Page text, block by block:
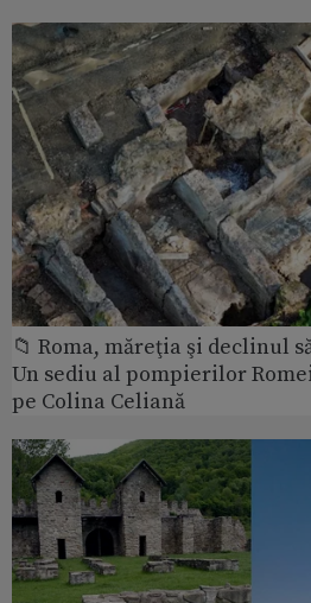
📁 Roma, măreţia şi declinul
Un sediu al pompierilor
pe Colina Celiană